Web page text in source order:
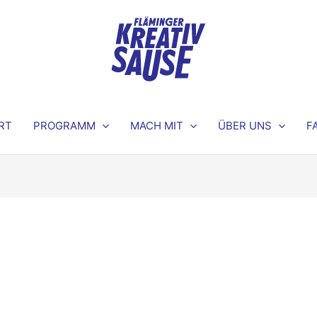
PROGRAMM MACH MIT ÜBER UNS